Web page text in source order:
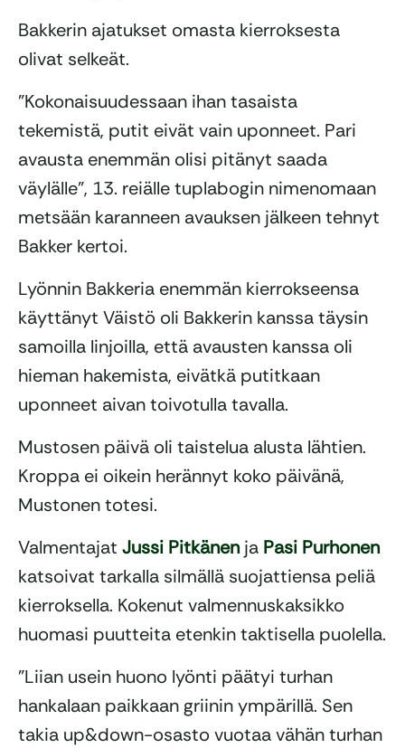
Bakkerin ajatukset omasta kierroksesta
olivat selkeät.
”Kokonaisuudessaan ihan tasaista
tekemistä, putit eivät vain uponneet. Pari
avausta enemmän olisi pitänyt saada
väylälle”, 13. reiälle tuplabogin nimenomaan
metsään karanneen avauksen jälkeen tehnyt
Bakker kertoi.
Lyönnin Bakkeria enemmän kierrokseensa
käyttänyt Väistö oli Bakkerin kanssa täysin
samoilla linjoilla, että avausten kanssa oli
hieman hakemista, eivätkä putitkaan
uponneet aivan toivotulla tavalla.
Mustosen päivä oli taistelua alusta lähtien.
Kroppa ei oikein herännyt koko päivänä,
Mustonen totesi.
Valmentajat Jussi Pitkänenja Pasi Purhonen
katsoivat tarkalla silmällä suojattiensa peliä
kierroksella. Kokenut valmennuskaksikko
huomasi puutteita etenkin taktisella puolella.
”Liian usein huono lyönti päätyi turhan
hankalaan paikkaan griinin ympärillä. Sen
takia up&down-osasto vuotaa vähän turhan